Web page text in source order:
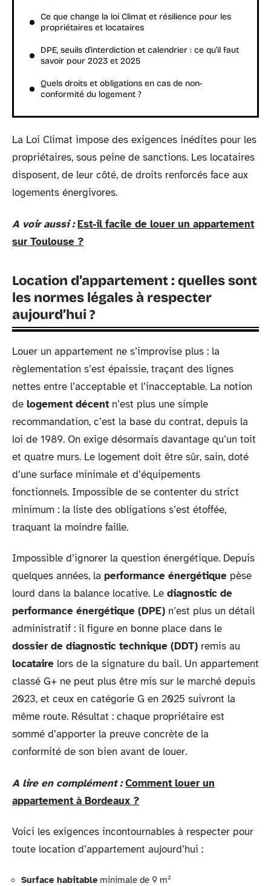
Ce que change la loi Climat et résilience pour les
propriétaires et locataires
DPE, seuils d’interdiction et calendrier : ce qu’il faut
savoir pour 2023 et 2025
Quels droits et obligations en cas de non-
conformité du logement ?
La Loi Climat impose des exigences inédites pour les
propriétaires, sous peine de sanctions. Les locataires
disposent, de leur côté, de droits renforcés face aux
logements énergivores.
A voir aussi : Est-il facile de louer un appartement
sur Toulouse ?
Location d’appartement : quelles sont
les normes légales à respecter
aujourd’hui ?
Louer un appartement ne s’improvise plus : la
règlementation s’est épaissie, traçant des lignes
nettes entre l’acceptable et l’inacceptable. La notion
de logement décent n’est plus une simple
recommandation, c’est la base du contrat, depuis la
loi de 1989. On exige désormais davantage qu’un toit
et quatre murs. Le logement doit être sûr, sain, doté
d’une surface minimale et d’équipements
fonctionnels. Impossible de se contenter du strict
minimum : la liste des obligations s’est étoffée,
traquant la moindre faille.
Impossible d’ignorer la question énergétique. Depuis
quelques années, la performance énergétique pèse
lourd dans la balance locative. Le diagnostic de
performance énergétique (DPE) n’est plus un détail
administratif : il figure en bonne place dans le
dossier de diagnostic technique (DDT) remis au
locataire lors de la signature du bail. Un appartement
classé G+ ne peut plus être mis sur le marché depuis
2023, et ceux en catégorie G en 2025 suivront la
même route. Résultat : chaque propriétaire est
sommé d’apporter la preuve concrète de la
conformité de son bien avant de louer.
A lire en complément : Comment louer un
appartement à Bordeaux ?
Voici les exigences incontournables à respecter pour
toute location d’appartement aujourd’hui :
Surface habitableminimale de 9 m²